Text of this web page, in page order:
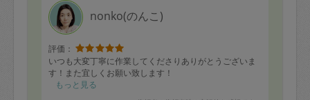
nonko(のんこ)
評価：
いつも大変丁寧に作業してくださりありがとうございま
す！また宜しくお願い致します！
もっと見る